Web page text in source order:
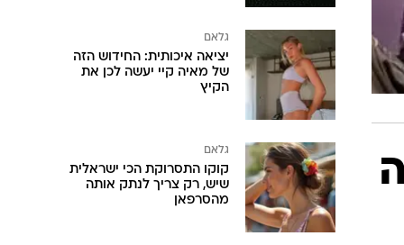
גלאם
יציאה איכותית: החידוש הזה
של מאיה קיי יעשה לכן את
הקיץ
גלאם
קוקו התסרוקת הכי ישראלית
שיש, רק צריך לנתק אותה
מהסרפאן